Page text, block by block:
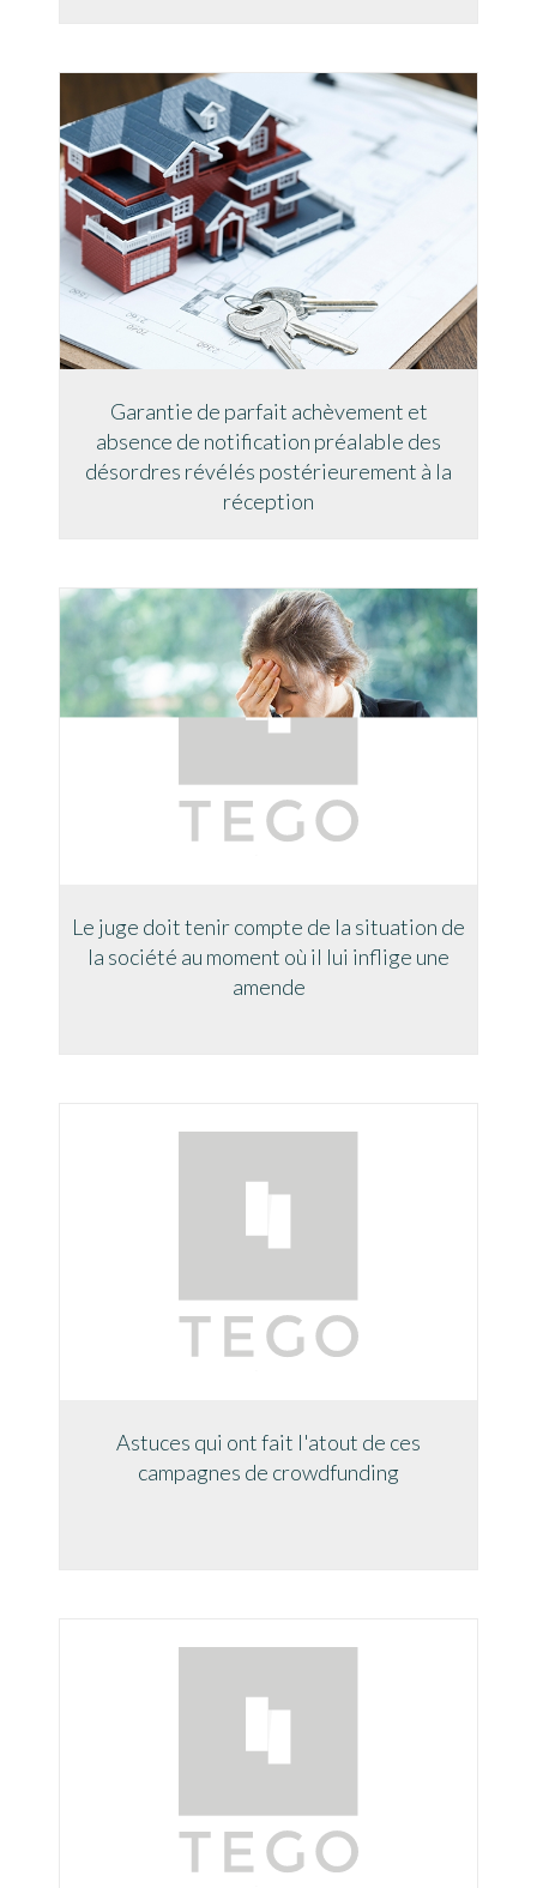
Garantie de parfait achèvement et
absence de notification préalable des
désordres révélés postérieurement à la
réception
Le juge doit tenir compte de la situation de
la société au moment où il lui inflige une
amende
Astuces qui ont fait l'atout de ces
campagnes de crowdfunding